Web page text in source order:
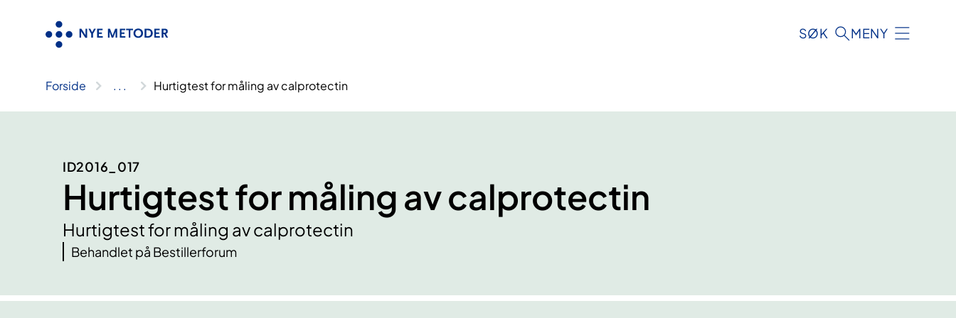
SØK MENY
Forside .. . Hurtigtest for måling av calprotectin
ID2016_017
Hurtigtest for måling av calprotectin
Hurtigtest for måling av calprotectin
Behandlet på Bestillerforum